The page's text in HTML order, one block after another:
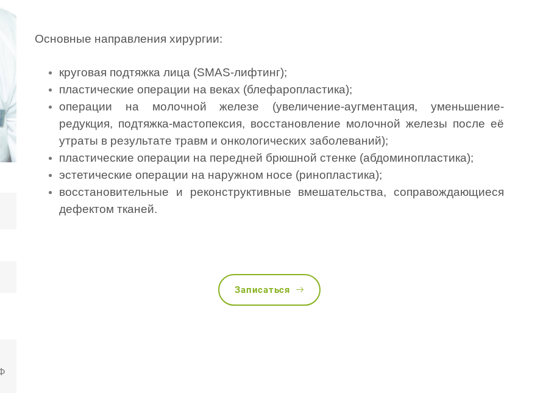
Основные направления хирургии:
круговая подтяжка лица (SMAS-лифтинг);
пластические операции на веках (блефаропластика);
операции на молочной железе (увеличение-аугментация, уменьшение-
редукция, подтяжка-мастопексия, восстановление молочной железы после её
утраты в результате травм и онкологических заболеваний);
пластические операции на передней брюшной стенке (абдоминопластика);
эстетические операции на наружном носе (ринопластика);
восстановительные и реконструктивные вмешательства, соправождающиеся
дефектом тканей.
Записаться